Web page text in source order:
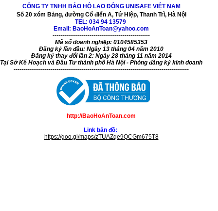
CÔNG TY TNHH BẢO HỘ LAO ĐỘNG UNISAFE VIỆT NAM
Số 20 xóm Bảng, đường Cổ điển A, Tứ Hiệp, Thanh Trì, Hà Nội
TEL: 034 94 13579
Email: BaoHoAnToan@yahoo.com
--------------------------------------------------
Mã số doanh nghiệp: 0104585353
Đăng ký lần đầu: Ngày 13 tháng 04 năm 2010
Đăng ký thay đổi lần 2: Ngày 28 tháng 11 năm 2014
Tại Sở Kế Hoạch và Đầu Tư thành phố Hà Nội - Phòng đăng ký kinh doanh
------------------------------------------------------------------------------------------
http://BaoHoAnToan.com
Link bản đồ:
https://goo.gl/maps/zTUAZqe9QCGm675T8